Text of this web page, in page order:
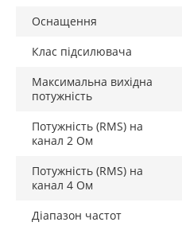
Оснащення
Клас підсилювача
Максимальна вихідна
потужність
Потужність (RMS) на
канал 2 Ом
Потужність (RMS) на
канал 4 Ом
Діапазон частот